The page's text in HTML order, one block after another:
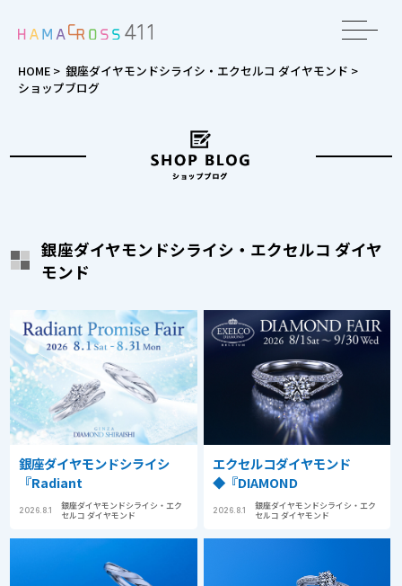
HOME > 銀座ダイヤモンドシライシ・エクセルコ ダイヤモンド >
ショップブログ
銀座ダイヤモンドシライシ・エクセルコ ダイヤ
モンド
銀座ダイヤモンドシライシ
『Radiant
2026.8.1
銀座ダイヤモンドシライシ・エク
セルコ ダイヤモンド
エクセルコダイヤモンド
◆『DIAMOND
2026.8.1
銀座ダイヤモンドシライシ・エク
セルコ ダイヤモンド